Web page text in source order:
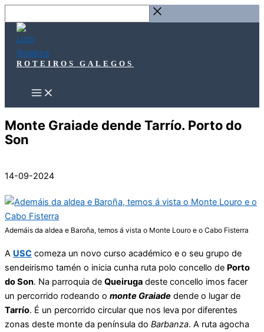
ao
contido
…
ROTEIROS GALEGOS
Monte Graiade dende Tarrío. Porto do
Son
14-09-2024
Ademáis da aldea e Baroña, temos á vista o Monte Louro e o Cabo Fisterra
A USC comeza un novo curso académico e o seu grupo de
sendeirismo tamén o inicia cunha ruta polo concello de Porto
do Son. Na parroquia de Queiruga deste concello imos facer
un percorrido rodeando o monte Graiade dende o lugar de
Tarrío. É un percorrido circular que nos leva por diferentes
zonas deste monte da península do Barbanza. A ruta agocha